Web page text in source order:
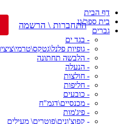
דף הבית
בית ספר/גן
גברים
- בגד ים
- גופיות
- הלבשה תחתונה
- הנעלה
- חולצות
- חליפות
- כובעים
- מכנסיים\דגמ"ח
- פיג'מות
- קפוצ'ונים\פוטרים\ מעילים
התחברות \ הרשמה